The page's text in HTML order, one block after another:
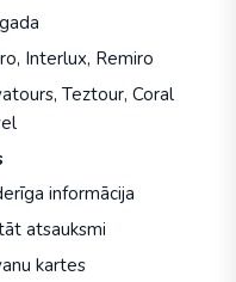
, Interlux, Remiro
, Teztour, Coral
informācija
atsauksmi
kartes